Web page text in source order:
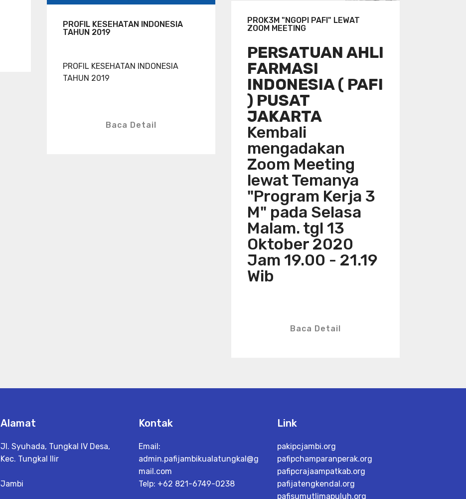
PROFIL KESEHATAN INDONESIA
TAHUN 2019
PROFIL KESEHATAN INDONESIA
TAHUN 2019
Baca Detail
PROK3M "NGOPI PAFI" LEWAT
ZOOM MEETING
PERSATUAN AHLI
FARMASI
INDONESIA ( PAFI
) PUSAT
JAKARTA
Kembali
mengadakan
Zoom Meeting
lewat Temanya
"Program Kerja 3
M" pada Selasa
Malam. tgl 13
Oktober 2020
Jam 19.00 - 21.19
Wib
Baca Detail
Alamat
Jl. Syuhada, Tungkal IV Desa,
Kec. Tungkal Ilir
Jambi
Kontak
Email:
admin.pafijambikualatungkal@g
mail.com
Telp: +62 821-6749-0238
Link
pakipcjambi.org
pafipchamparanperak.org
pafipcrajaampatkab.org
pafijatengkendal.org
pafisumutlimapuluh.org